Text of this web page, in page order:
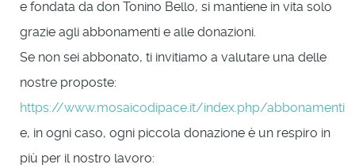
e fondata da don Tonino Bello, si mantiene in vita solo
grazie agli abbonamenti e alle donazioni.
Se non sei abbonato, ti invitiamo a valutare una delle
nostre proposte:
https://www.mosaicodipace.it/index.php/abbonamenti
e, in ogni caso, ogni piccola donazione è un respiro in
più per il nostro lavoro: